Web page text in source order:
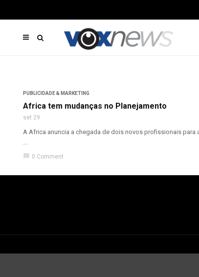
PUBLICIDADE & MARKETING
Africa tem mudanças no Planejamento
set 29
A Africa anuncia a chegada de dois novos profissionais para
...
chat_bubble 0 Comment